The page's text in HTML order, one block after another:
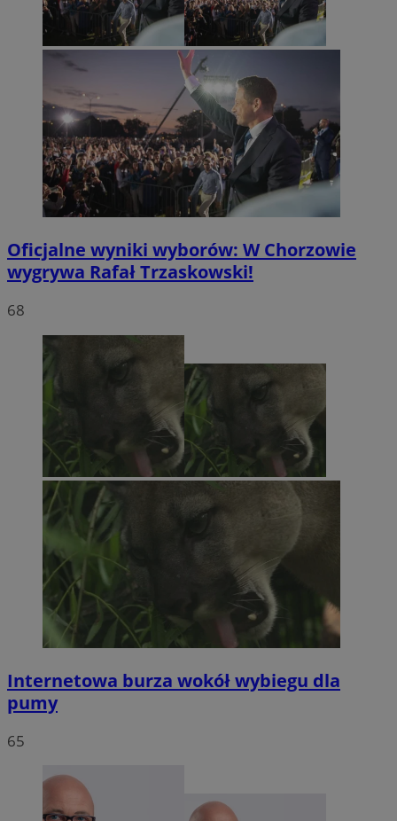
Oficjalne wyniki wyborów: W Chorzowie
wygrywa Rafał Trzaskowski!
68
Internetowa burza wokół wybiegu dla
pumy
65